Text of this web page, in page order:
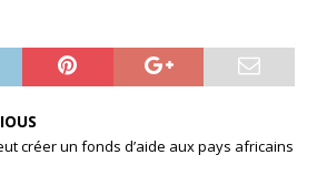
créer un fonds d’aide aux pays africains